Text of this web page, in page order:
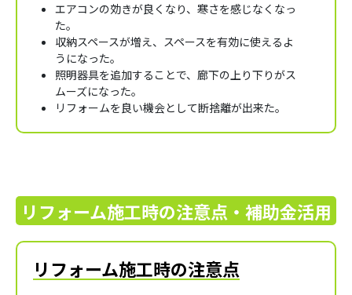
エアコンの効きが良くなり、寒さを感じなくなっ
た。
収納スペースが増え、スペースを有効に使えるよ
うになった。
照明器具を追加することで、廊下の上り下りがス
ムーズになった。
リフォームを良い機会として断捨離が出来た。
リフォーム施工時の注意点・補助金活用
リフォーム施工時の注意点